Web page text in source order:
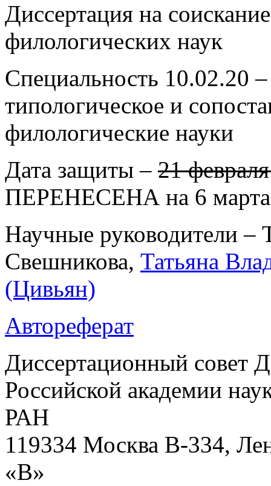
Диссертация на
филологических наук
Специальность 10.02.20
типологическое и
филологические науки
Дата защиты – 21
ПЕРЕНЕСЕНА на 6 марта
Научные руководители –
Свешникова, Татьяна
(Цивьян)
Автореферат
Диссертационный совет
Российской академии
РАН
119334 Москва В-334,
«В»